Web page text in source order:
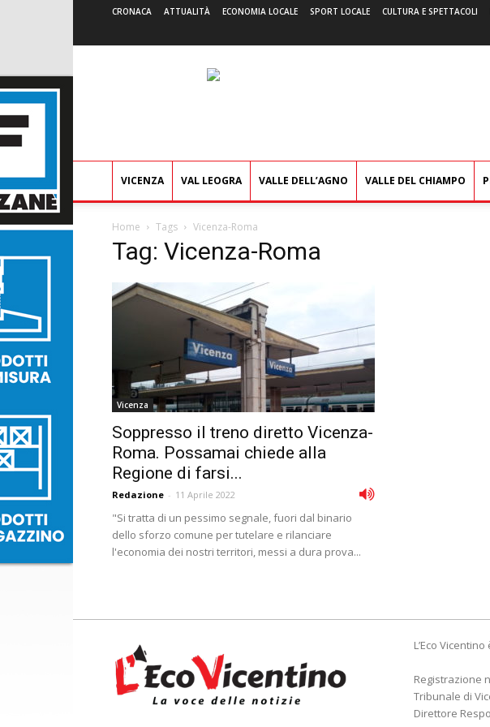
CRONACA ATTUALITÀ ECONOMIA LOCALE SPORT LOCALE CULTURA E SPETTACOLI
VICENZA VAL LEOGRA VALLE DELL’AGNO VALLE DEL CHIAMPO
Home Tags Vicenza-Roma
Tag: Vicenza-Roma
Vicenza
Soppresso il treno diretto Vicenza-
Roma. Possamai chiede alla
Regione di farsi...
Redazione - 11 Aprile 2022
"Si tratta di un pessimo segnale, fuori dal binario
dello sforzo comune per tutelare e rilanciare
l'economia dei nostri territori, messi a dura prova...
L’Eco
Registrazione
Tribunale di
Direttore